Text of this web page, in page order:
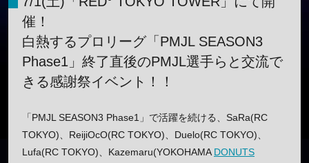
催！
白熱するプロリーグ「PMJL SEASON3
Phase1」終了直後のPMJL選手らと交流で
きる感謝祭イベント！！
「PMJL SEASON3 Phase1」で活躍を続ける、SaRa(RC
TOKYO)、ReijiOcO(RC TOKYO)、Duelo(RC TOKYO)、
Lufa(RC TOKYO)、Kazemaru(YOKOHAMADONUTS